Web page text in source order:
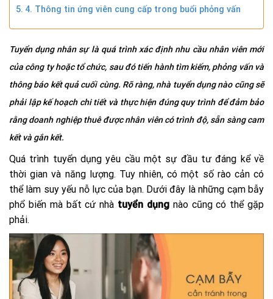
4. Thông tin ứng viên cung cấp trong buổi phỏng vấn
Tuyển dụng nhân sự là quá trình xác định nhu cầu nhân viên mới
của công ty hoặc tổ chức, sau đó tiến hành tìm kiếm, phỏng vấn và
thông báo kết quả cuối cùng. Rõ ràng, nhà tuyển dụng nào cũng sẽ
phải lập kế hoạch chi tiết và thực hiện đúng quy trình để đảm bảo
rằng doanh nghiệp thuê được nhân viên có trình độ, sẵn sàng cam
kết và gắn kết.
Quá trình tuyển dụng yêu cầu một sự đầu tư đáng kể về
thời gian và năng lượng. Tuy nhiên, có một số rào cản có
thể làm suy yếu nỗ lực của bạn. Dưới đây là những cạm bẫy
phổ biến mà bất cứ nhà tuyển dụngnào cũng có thể gặp
phải.